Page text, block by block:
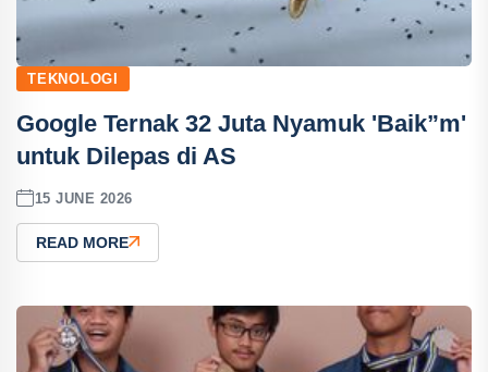
TEKNOLOGI
Google Ternak 32 Juta Nyamuk 'Baik”m'
untuk Dilepas di AS
15 JUNE 2026
READ MORE